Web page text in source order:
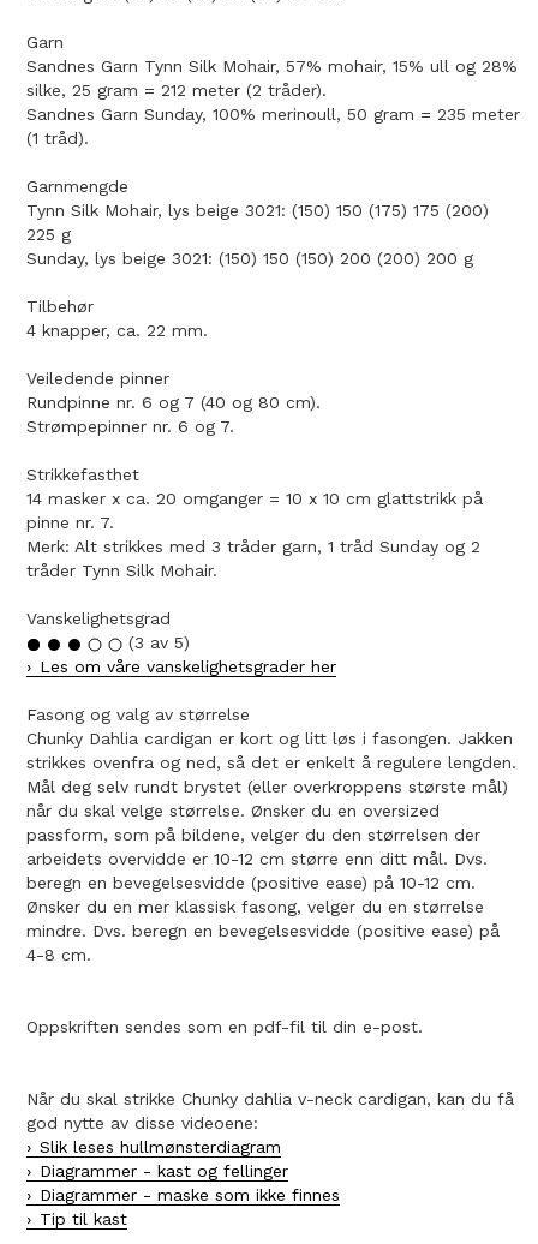
Garn
Sandnes Garn Tynn Silk Mohair, 57% mohair, 15% ull og 28%
silke, 25 gram = 212 meter (2 tråder).
Sandnes Garn Sunday, 100% merinoull, 50 gram = 235 meter
(1 tråd).
Garnmengde
Tynn Silk Mohair, lys beige 3021: (150) 150 (175) 175 (200)
225 g
Sunday, lys beige 3021: (150) 150 (150) 200 (200) 200 g
Tilbehør
4 knapper, ca. 22 mm.
Veiledende pinner
Rundpinne nr. 6 og 7 (40 og 80 cm).
Strømpepinner nr. 6 og 7.
Strikkefasthet
14 masker x ca. 20 omganger = 10 x 10 cm glattstrikk på
pinne nr. 7.
Merk: Alt strikkes med 3 tråder garn, 1 tråd Sunday og 2
tråder Tynn Silk Mohair.
Vanskelighetsgrad
(3 av 5)
Les om våre vanskelighetsgrader her
Fasong og valg av størrelse
Chunky Dahlia cardigan er kort og litt løs i fasongen. Jakken
strikkes ovenfra og ned, så det er enkelt å regulere lengden.
Mål deg selv rundt brystet (eller overkroppens største mål)
når du skal velge størrelse. Ønsker du en oversized
passform, som på bildene, velger du den størrelsen der
arbeidets overvidde er 10-12 cm større enn ditt mål. Dvs.
beregn en bevegelsesvidde (positive ease) på 10-12 cm.
Ønsker du en mer klassisk fasong, velger du en størrelse
mindre. Dvs. beregn en bevegelsesvidde (positive ease) på
4-8 cm.
Oppskriften sendes som en pdf-fil til din e-post.
Når du skal strikke Chunky dahlia v-neck cardigan, kan du få
god nytte av disse videoene:
Slik leses hullmønsterdiagram
Diagrammer - kast og fellinger
Diagrammer - maske som ikke finnes
Tip til kast